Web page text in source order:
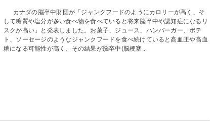
カナダの脳卒中財団が「ジャンクフードのようにカロリーが高く、そ
して糖質や塩分が多い食べ物を食べていると将来脳卒中や認知症になるリ
スクが高い」と発表しました。お菓子、ジュース、ハンバーガー、ポテ
ト、ソーセージのようなジャンクフードを食べ続けていると高血圧や高血
糖になる可能性が高く、その結果が脳卒中(脳梗塞...